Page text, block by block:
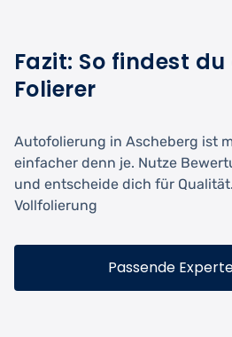
Fazit: So findest
Folierer
Autofolierung in Ascheberg ist
einfacher denn je. Nutze
und entscheide dich für
Vollfolierung
Passende